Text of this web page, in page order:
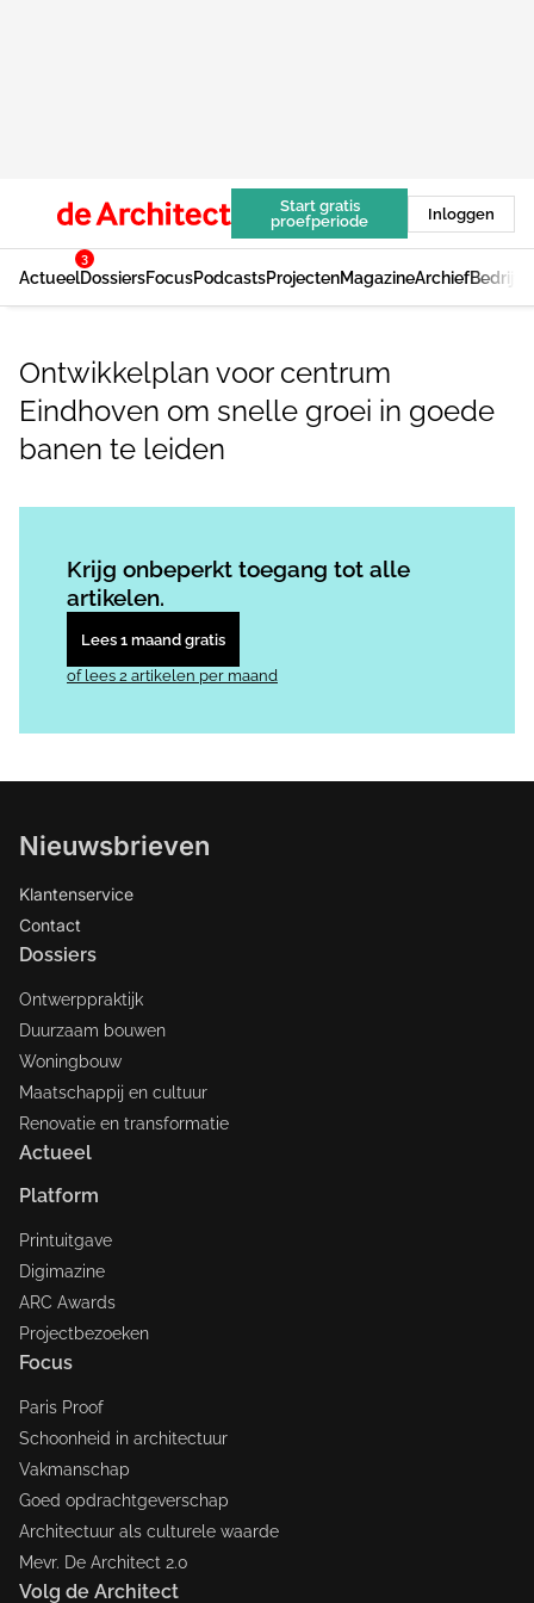
Start gratis
proefperiode
Inloggen
Actueel
3
DossiersFocusPodcastsProjectenMagazineArchief
Ontwikkelplan voor centrum
Eindhoven om snelle groei in goede
banen te leiden
Krijg onbeperkt toegang tot alle
artikelen.
Lees 1 maand gratis
of lees 2 artikelen per maand
Nieuwsbrieven
Klantenservice
Contact
Dossiers
Ontwerppraktijk
Duurzaam bouwen
Woningbouw
Maatschappij en cultuur
Renovatie en transformatie
Actueel
Platform
Printuitgave
Digimazine
ARC Awards
Projectbezoeken
Focus
Paris Proof
Schoonheid in architectuur
Vakmanschap
Goed opdrachtgeverschap
Architectuur als culturele waarde
Mevr. De Architect 2.0
Volg de Architect